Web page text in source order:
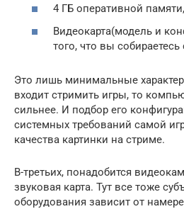
4 ГБ оперативной памяти,
Видеокарта(модель и
того, что вы собираетесь
Это лишь минимальные
входит стримить игры, то
сильнее. И подбор его
системных требований самой
качества картинки на стриме.
В-третьих, понадобится
звуковая карта. Тут все тоже
оборудования зависит от